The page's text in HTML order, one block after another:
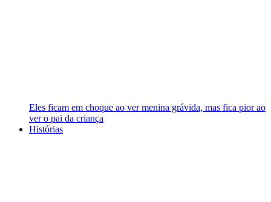
Eles ficam em choque ao ver menina grávida, mas fica pior ao
ver o pai da criança
Histórias